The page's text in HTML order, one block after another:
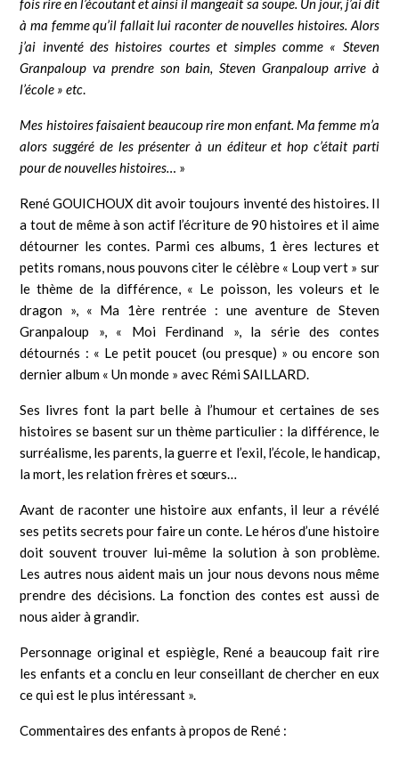
fois rire en l’écoutant et ainsi il mangeait sa soupe. Un jour, j’ai dit
à ma femme qu’il fallait lui raconter de nouvelles histoires. Alors
j’ai inventé des histoires courtes et simples comme « Steven
Granpaloup va prendre son bain, Steven Granpaloup arrive à
l’école » etc.
Mes histoires faisaient beaucoup rire mon enfant. Ma femme m’a
alors suggéré de les présenter à un éditeur et hop c’était parti
pour de nouvelles histoires… »
René GOUICHOUX dit avoir toujours inventé des histoires. Il
a tout de même à son actif l’écriture de 90 histoires et il aime
détourner les contes. Parmi ces albums, 1 ères lectures et
petits romans, nous pouvons citer le célèbre « Loup vert » sur
le thème de la différence, « Le poisson, les voleurs et le
dragon », « Ma 1ère rentrée : une aventure de Steven
Granpaloup », « Moi Ferdinand », la série des contes
détournés : « Le petit poucet (ou presque) » ou encore son
dernier album « Un monde » avec Rémi SAILLARD.
Ses livres font la part belle à l’humour et certaines de ses
histoires se basent sur un thème particulier : la différence, le
surréalisme, les parents, la guerre et l’exil, l’école, le handicap,
la mort, les relation frères et sœurs…
Avant de raconter une histoire aux enfants, il leur a révélé
ses petits secrets pour faire un conte. Le héros d’une histoire
doit souvent trouver lui-même la solution à son problème.
Les autres nous aident mais un jour nous devons nous même
prendre des décisions. La fonction des contes est aussi de
nous aider à grandir.
Personnage original et espiègle, René a beaucoup fait rire
les enfants et a conclu en leur conseillant de chercher en eux
ce qui est le plus intéressant ».
Commentaires des enfants à propos de René :